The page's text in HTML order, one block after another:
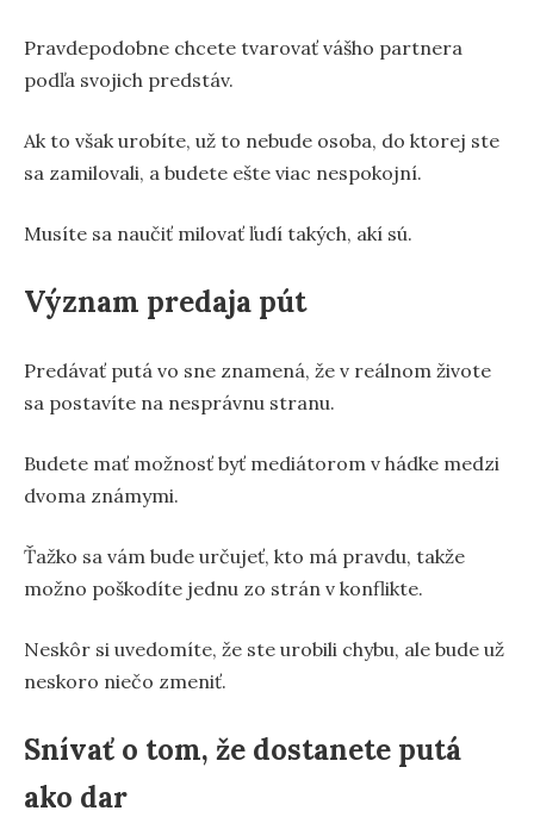
Pravdepodobne chcete tvarovať vášho partnera
podľa svojich predstáv.
Ak to však urobíte, už to nebude osoba, do ktorej ste
sa zamilovali, a budete ešte viac nespokojní.
Musíte sa naučiť milovať ľudí takých, akí sú.
Význam predaja pút
Predávať putá vo sne znamená, že v reálnom živote
sa postavíte na nesprávnu stranu.
Budete mať možnosť byť mediátorom v hádke medzi
dvoma známymi.
Ťažko sa vám bude určujeť, kto má pravdu, takže
možno poškodíte jednu zo strán v konflikte.
Neskôr si uvedomíte, že ste urobili chybu, ale bude už
neskoro niečo zmeniť.
Snívať o tom, že dostanete putá
ako dar